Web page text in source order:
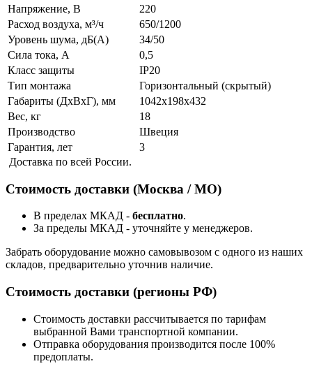
Напряжение, В
220
Расход воздуха, м³/ч
650/1200
Уровень шума, дБ(A)
34/50
Сила тока, А
0,5
Класс защиты
IP20
Тип монтажа
Горизонтальный (скрытый)
Габариты (ДхВхГ), мм
1042x198x432
Вес, кг
18
Производство
Швеция
Гарантия, лет
3
Доставка по всей России.
Стоимость доставки (Москва / МО)
В пределах МКАД - бесплатно.
За пределы МКАД - уточняйте у менеджеров.
Забрать оборудование можно самовывозом с одного из наших
складов, предварительно уточнив наличие.
Стоимость доставки (регионы РФ)
Стоимость доставки рассчитывается по тарифам
выбранной Вами транспортной компании.
Отправка оборудования производится после 100%
предоплаты.